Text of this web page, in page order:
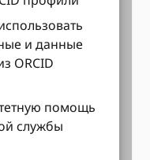
и данные
ORCID
помощь
службы